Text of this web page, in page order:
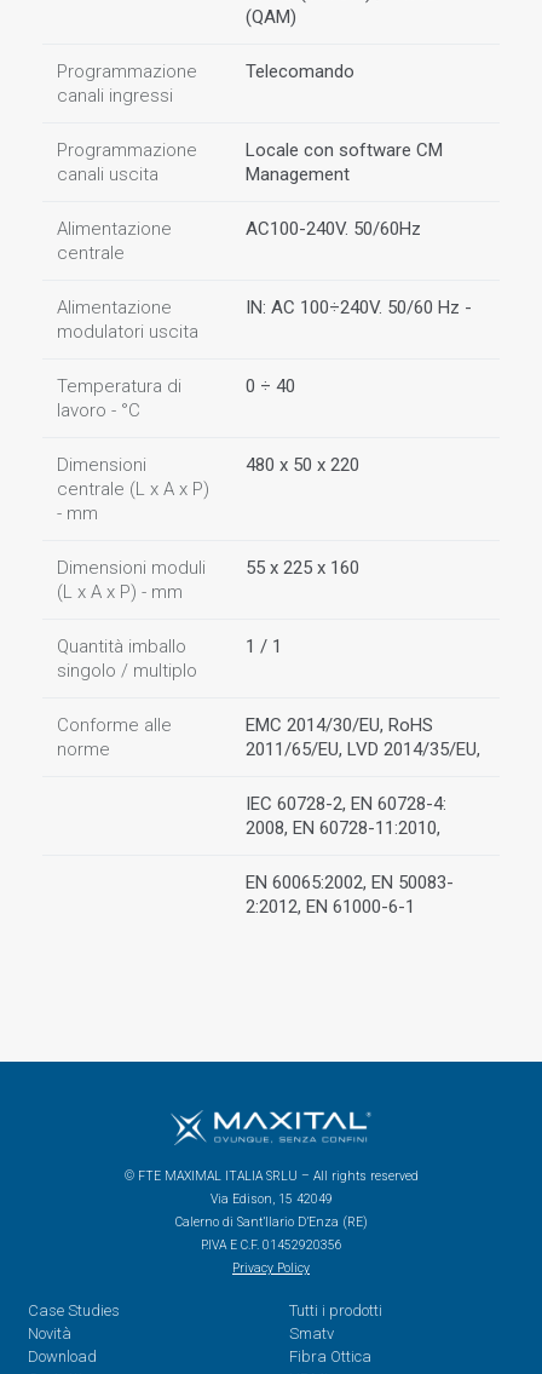
(QAM)
Programmazione
canali ingressi
Telecomando
Programmazione
canali uscita
Locale con software CM
Management
Alimentazione
centrale
AC100-240V. 50/60Hz
Alimentazione
modulatori uscita
IN: AC 100÷240V. 50/60 Hz -
Temperatura di
lavoro - °C
0 ÷ 40
Dimensioni
centrale (L x A x P)
- mm
480 x 50 x 220
Dimensioni moduli
(L x A x P) - mm
55 x 225 x 160
Quantità imballo
singolo / multiplo
1 / 1
Conforme alle
norme
EMC 2014/30/EU, RoHS
2011/65/EU, LVD 2014/35/EU,
IEC 60728-2, EN 60728-4:
2008, EN 60728-11:2010,
EN 60065:2002, EN 50083-
2:2012, EN 61000-6-1
© FTE MAXIMAL ITALIA SRLU – All rights reserved
Via Edison, 15 42049
Calerno di Sant’Ilario D’Enza (RE)
P.IVA E C.F. 01452920356
Privacy Policy
Case Studies
Novità
Download
Tutti i prodotti
Smatv
Fibra Ottica